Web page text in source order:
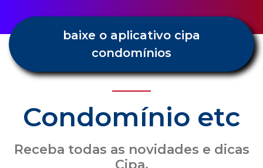
baixe o aplicativo cipa
condomínios
Condomínio etc
Receba todas as novidades e dicas
Cipa.